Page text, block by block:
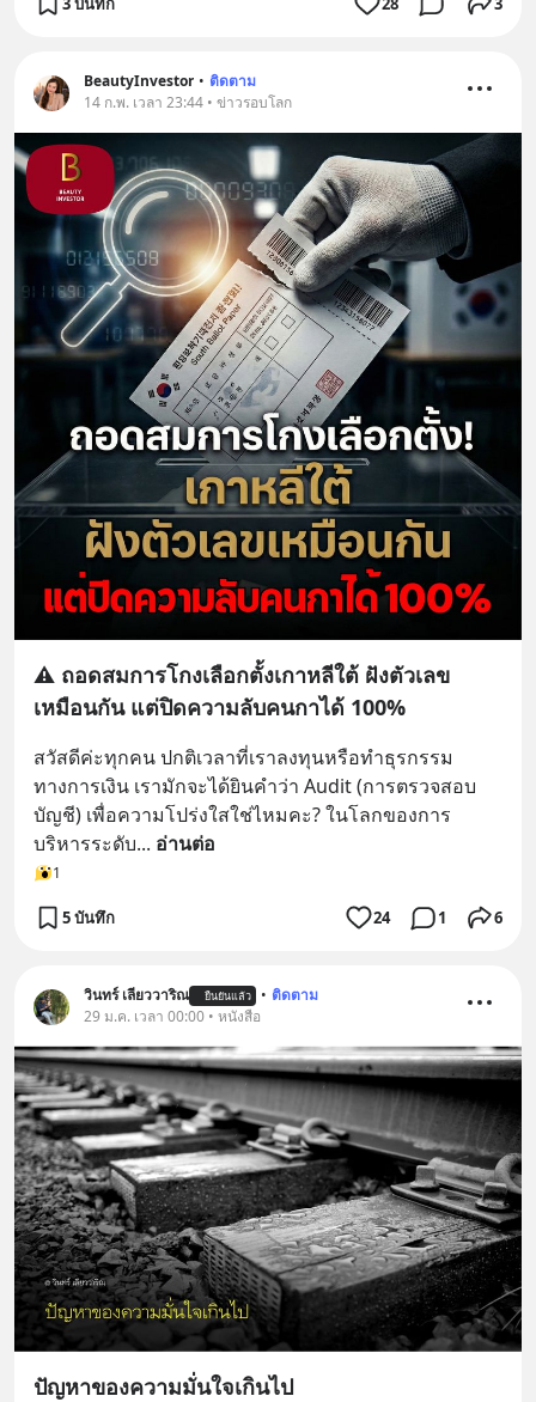
BeautyInvestor • ติดตาม
14 ก.พ. เวลา 23:44 • ข่าวรอบโลก
⚠️ ถอดสมการโกงเลือกตั้งเกาหลีใต้ ฝังตัวเลข
เหมือนกัน แต่ปิดความลับคนกาได้ 100%
สวัสดีค่ะทุกคน ปกติเวลาที่เราลงทุนหรือทำธุรกรรม
ทางการเงิน เรามักจะได้ยินคำว่า Audit (การตรวจสอบ
บัญชี) เพื่อความโปร่งใสใช่ไหมคะ? ในโลกของการ
บริหารระดับ... อ่านต่อ
1
5 บันทึก 24 1 6
วินทร์ เลียววาริณ ยืนยันแล้ว • ติดตาม
29 ม.ค. เวลา 00:00 • หนังสือ
ปัญหาของความมั่นใจเกินไป